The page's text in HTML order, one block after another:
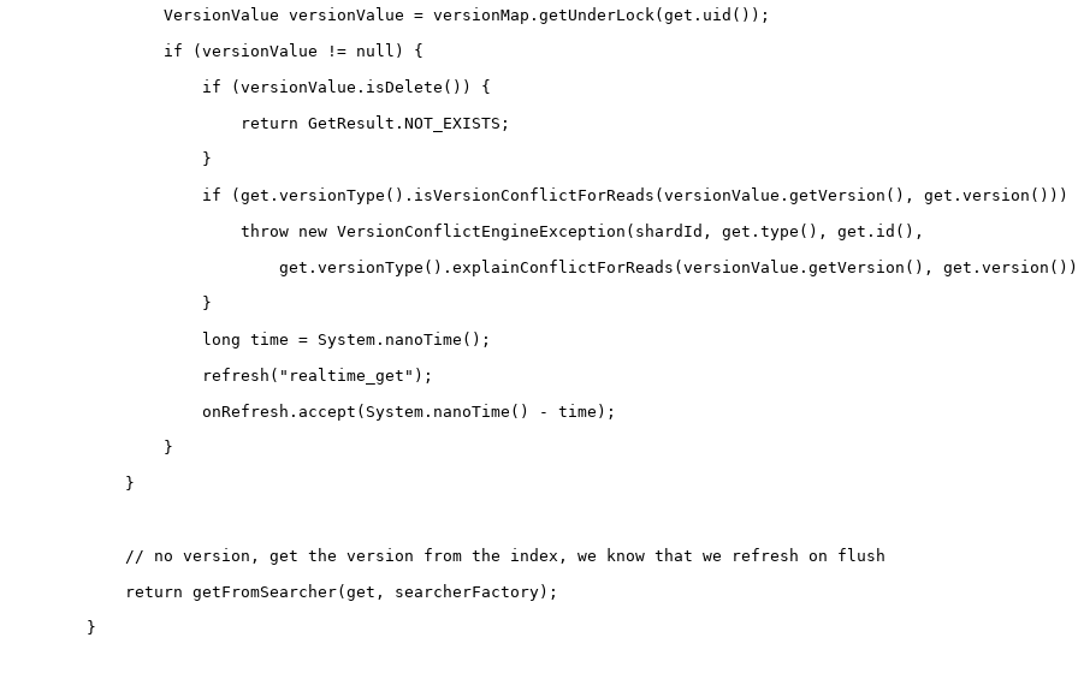
                VersionValue versionValue = versionMap.getUnderLock(get.uid());
                if (versionValue != null) {
                    if (versionValue.isDelete()) {
                        return GetResult.NOT_EXISTS;
                    }
if (get.versionType().isVersionConflictForReads(versionValue.getVersion(), get.version()))
                        throw new VersionConflictEngineException(shardId, get.type(), get.id(),
get.versionType().explainConflictForReads(versionValue.getVersion(),
                    }
                    long time = System.nanoTime();
                    refresh("realtime_get");
                    onRefresh.accept(System.nanoTime() - time);
                }
            }
            // no version, get the version from the index, we know that we refresh on flush
            return getFromSearcher(get, searcherFactory);
        }